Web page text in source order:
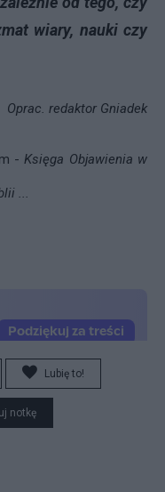
wiary, nauki czy
Oprac. redaktor Gniadek
-Księga Objawienia w
...
Lubię to!
notkę